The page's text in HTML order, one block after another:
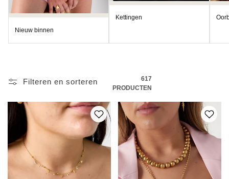
Nieuw binnen
Kettingen
Filteren en sorteren
617
PRODUCTEN